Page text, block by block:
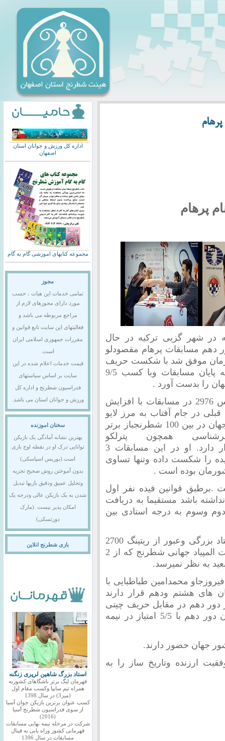
پرهام
در شهر گزبی ترکیه در حال
دهم مسابقات پرهام مقصودلو
با ریتینگ 2649 از کشورمان موفق شد با شکست حریف
روس خود ماکسیم واوولین یک دور مانده به پایان مسابقات وبا کسب 9/5
پرهام با عملکرد خیره کنند خود وبا پرفورمنس 2976 در مسابقات با افزایش
قبلی در جام آفتاب به مرز لایو
ریتینگ 2690/3 رسید ودر حال حاضر رتبه 53 جهان در بین 100 شطرنجباز برتر
همچون پترلکو
،مالاتکوف،هاول،پونوماریوف،ساریچ و......قرار دارد. او در این مسابقات 3
بین المللی و2 استاد فیده را شکست داده وتنها تساوی
بوده است .
پرهام 2514 بوده است .برطبق قوانین فیده نفر اول
باشد مستقیما به دریافت
وسوم به درجه استادی بین
پرهام اینک در آستانه کسب افتخار سوپر استاد بزرگی وعبور از ریتینگ 2700
قرار دارد که باتوجه به در پیش بودن مسابقات المپیاد جهانی شطرنج که از 2
به نظر نمیرسد.
محمدامین طباطبایی با
در مکان های هشتم ودهم قرار دارند
دور دهم در مقابل حریف چینی
خود نتیجه را واگذار نمود وهم اکنون در پایان دور دهم با 5/5 امتیاز در نیمه
ارزنده وتاریخ ساز را به
اداره کل ورزش و جوانان استان
اصفهان
مجموعه کتابهای اموزشی گام به گام
مجوز
تمامی خدمات این هیات ، حسب
مورد دارای مجوزهای لازم از
مراجع مربوطه می باشد و
فعالیتهای این سایت تابع قوانین و
مقررات جمهوری اسلامی ایران
است.
قیمت خدمات اعلام شده در این
سایت بر اساس سیاستهای
فدراسیون شطرنج و اداره کل
ورزش و جوانان استان می باشد.
سخنان اموزنده
بهترین نشانه آمادگی یک بازیکن
توانایی درک او در نقطه اوج بازی
است.(بوریس اسپاسکی)
بدون آموختن روش صحیح تجزیه
وتحلیل عمیق ودقیق بازیها تبدیل
شدن به یک بازیکن عالی ودرجه یک
امکان پذیر نیست .(مارک
دورتسکی)
بازی شطرنج انلاین
استاد بزرگ شاهین لرپری زنگنه
قهرمان لیگ برتر باشگاهای کشوربه
همراه تیم سایپا وکسب مقام اول
(میز3) در سال 1398
کسب عنوان برترین بازیکن جوان آسیا
از سوی فدراسیون شطرنج آسیا
(2016)
شرکت در مرحله نیمه نهایی مسابقات
قهرمانی کشور وراه یابی به فینال
مسابقات در سال 1396